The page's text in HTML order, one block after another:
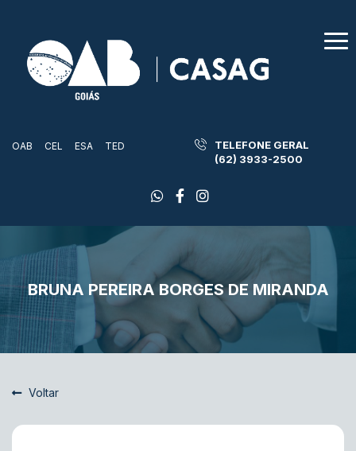
OAB CEL ESA TED
TELEFONE GERAL
(62) 3933-2500
BRUNA PEREIRA BORGES DE MIRANDA
Voltar